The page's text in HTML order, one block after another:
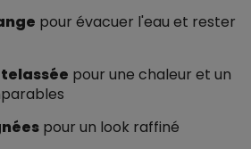
pour évacuer l'eau et rester
pour une chaleur et un
pour un look raffiné